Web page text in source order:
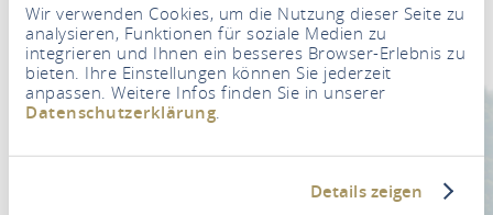
Wir verwenden Cookies, um die Nutzung dieser Seite zu
analysieren, Funktionen für soziale Medien zu
integrieren und Ihnen ein besseres Browser-Erlebnis zu
bieten. Ihre Einstellungen können Sie jederzeit
anpassen. Weitere Infos finden Sie in unserer
Datenschutzerklärung
Details zeigen
ZUR NEWSLETTER-ANMELDUNG